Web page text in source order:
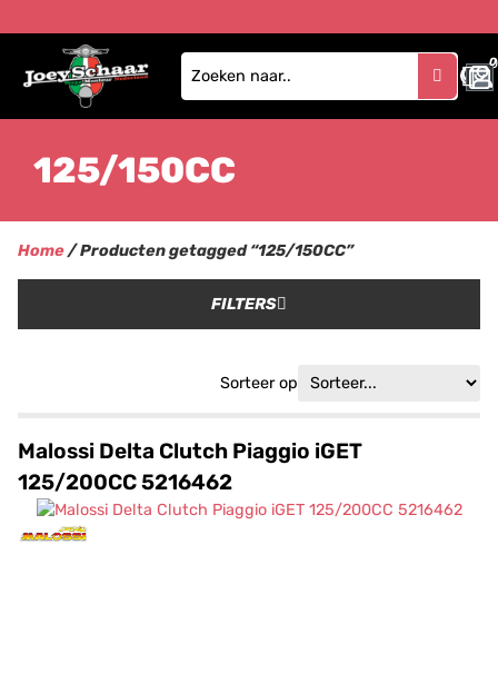
0
0
125/150CC
Home/ Producten getagged “125/150CC”
FILTERS
Sorteer op
Malossi Delta Clutch Piaggio iGET
125/200CC 5216462